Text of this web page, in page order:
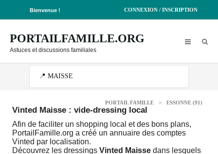
Bienvenue ! CONNEXION / INSCRIPTION
PORTAILFAMILLE.ORG
Astuces et discussions familiales
PORTAIL FAMILLE > ESSONNE (91)
Vinted Maisse : vide-dressing local
Afin de faciliter un shopping local et des bons plans,
PortailFamille.org a créé un annuaire des comptes
Vinted par localisation.
Découvrez les dressings Vinted Maisse dans lesquels